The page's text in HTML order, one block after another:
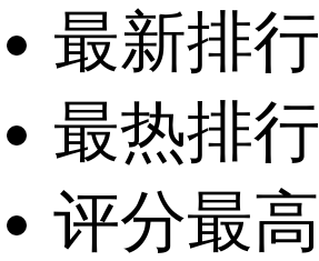
最新排行
最热排行
评分最高